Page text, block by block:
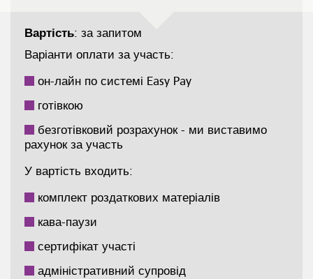
Вартість: за запитом
Варіанти оплати за участь:
он-лайн по системі Easy Pay
готівкою
безготівковий розрахунок - ми виставимо
рахунок за участь
У вартість входить:
комплект роздаткових матеріалів
кава-паузи
сертифікат участі
адміністративний супровід